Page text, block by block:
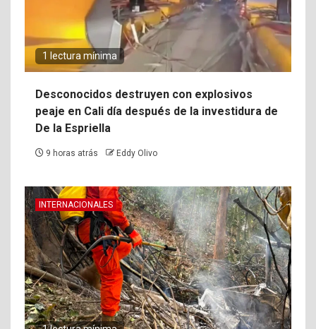
1 lectura mínima
Desconocidos destruyen con explosivos
peaje en Cali día después de la investidura de
De la Espriella
9 horas atrás Eddy Olivo
INTERNACIONALES